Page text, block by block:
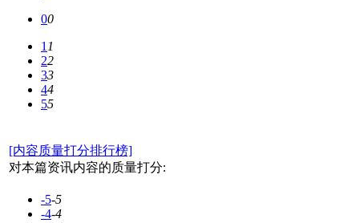
00
11
22
33
44
55
[内容质量打分排行榜]
对本篇资讯内容的质量打分:
-5-5
-4-4